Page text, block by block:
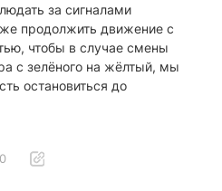
за сигналами
продолжить движение с
чтобы в случае смены
с зелёного на жёлтый, мы
остановиться до
0